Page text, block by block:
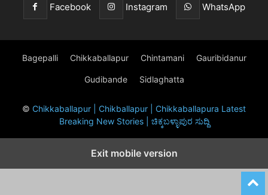
Facebook Instagram WhatsApp
Bagepalli Chikkaballapur Chintamani Gauribidanur
Gudibande Sidlaghatta
© Chikkaballapur | Chikballapur | Chikkaballapura Latest
Breaking New Stories | ಚಿಕ್ಕಬಳ್ಳಾಪುರ ಸುದ್ದಿ
Exit mobile version